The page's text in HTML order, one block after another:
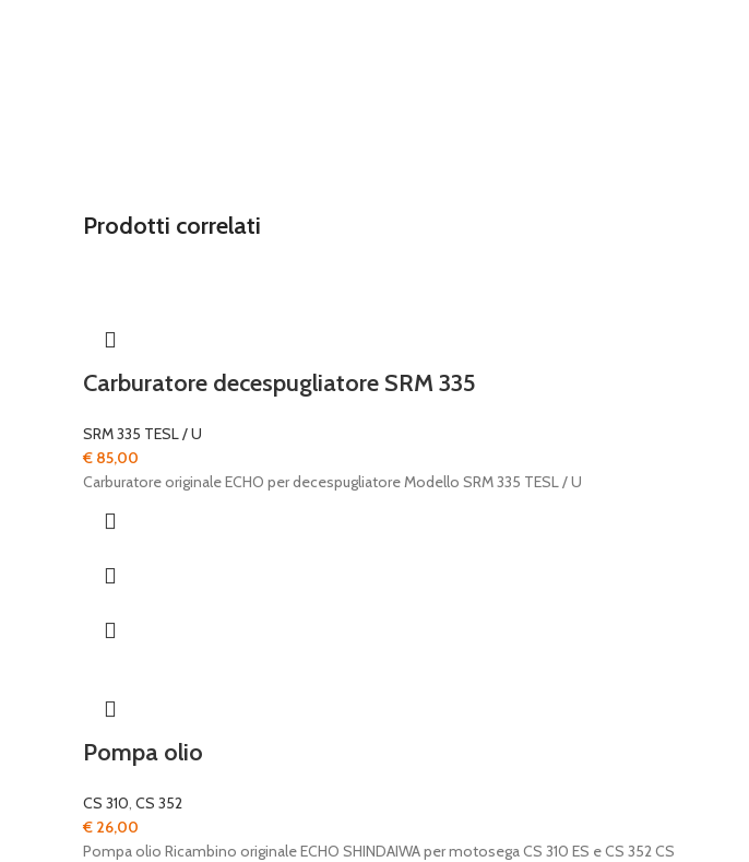
Prodotti correlati
Carburatore decespugliatore SRM 335
SRM 335 TESL / U
€ 85,00
Carburatore originale ECHO per decespugliatore Modello SRM 335 TESL / U
Pompa olio
CS 310, CS 352
€ 26,00
Pompa olio Ricambino originale ECHO SHINDAIWA per motosega CS 310 ES e CS 352 CS